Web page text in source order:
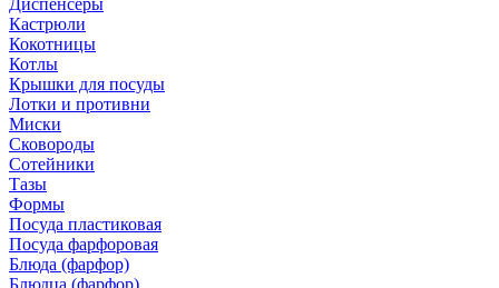
Диспенсеры
Кастрюли
Кокотницы
Котлы
Крышки для посуды
Лотки и противни
Миски
Сковороды
Сотейники
Тазы
Формы
Посуда пластиковая
Посуда фарфоровая
Блюда (фарфор)
Блюдца (фарфор)